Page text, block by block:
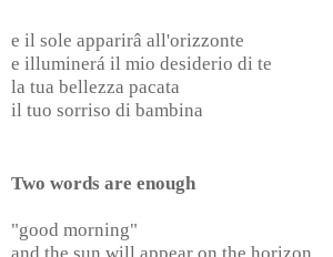
e il sole apparirâ all'orizzonte
e illuminerá il mio desiderio di te
la tua bellezza pacata
il tuo sorriso di bambina
Two words are enough
"good morning"
and the sun will appear on the horizon